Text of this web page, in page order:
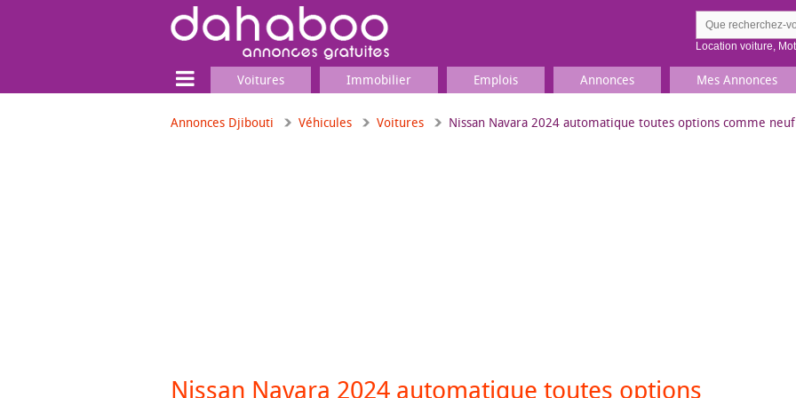
Location voiture,
Voitures Immobilier Emplois Annonces Mes Annonces
Annonces Djibouti Véhicules Voitures Nissan Navara 2024 automatique toutes options comme neuf
Nissan Navara 2024 automatique toutes options